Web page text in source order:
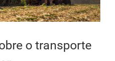
o transporte